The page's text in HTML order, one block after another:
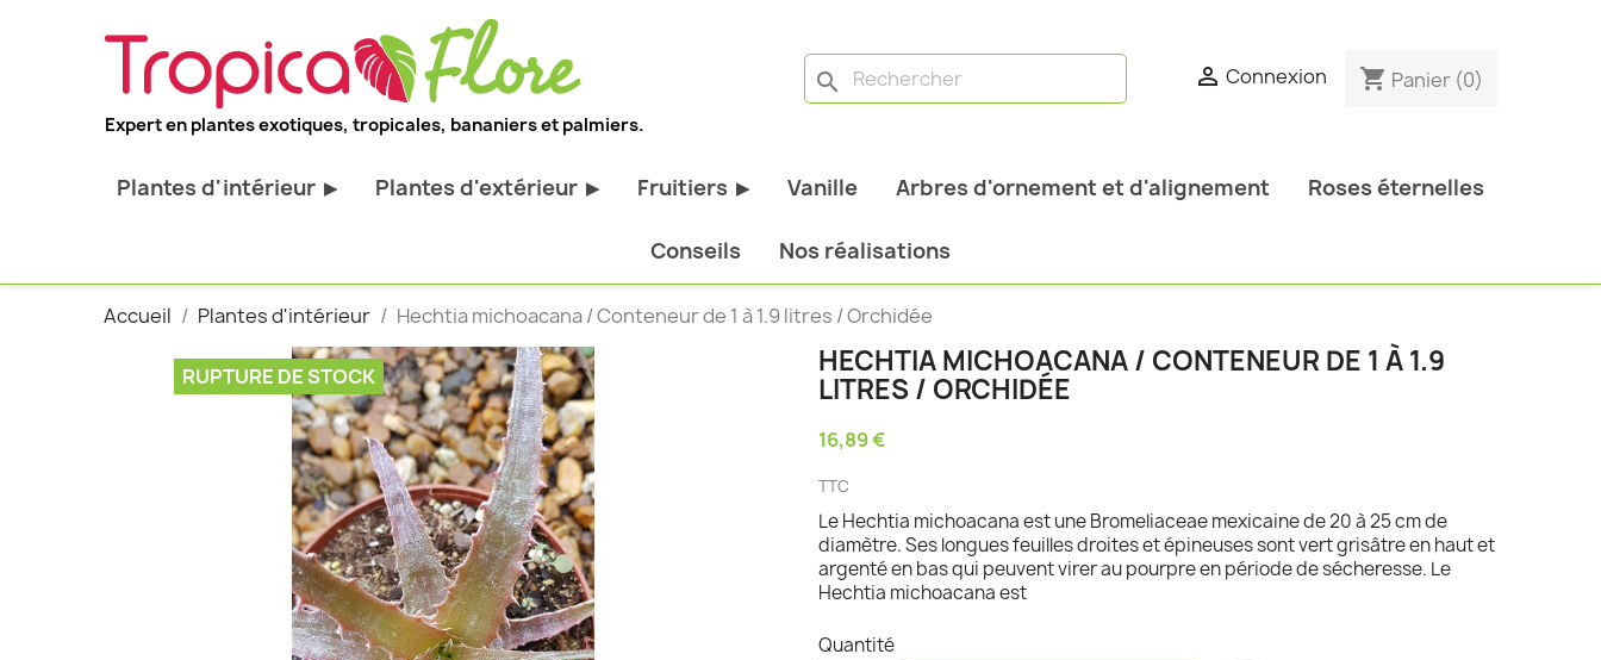
Expert en plantes exotiques, tropicales, bananiers et palmiers.
search  Connexion shopping_cart Panier (0)
Plantes d'intérieur ▶
Plantes pour bureau
Palmier d'intérieur
Cactus & Succulentes
Sujets d'exception
Plantes d'extérieur ▶
Toutes les plantes d'extérieur
Bananiers rustiques
Palmiers rustiques
Orchidées rustiques
Plantes et arbustes à feuillage
décoratif
Plantes grimpantes
Fourgères
Bambous et graminées
Fruitiers ▶
Tous les fruitiers
Arbres et arbustes fruitiers
Agrumes
Vanille Arbres d'ornement et d'alignement Roses éternelles
Conseils Nos réalisations
Accueil Plantes d'intérieur Hechtia michoacana / Conteneur de 1 à 1.9 litres / Orchidée
RUPTURE DE STOCK
HECHTIA MICHOACANA / CONTENEUR DE 1 À 1.9
LITRES / ORCHIDÉE
16,89 €
TTC
Le Hechtia michoacana est une Bromeliaceae mexicaine de 20 à 25 cm de
diamètre. Ses longues feuilles droites et épineuses sont vert grisâtre en haut et
argenté en bas qui peuvent virer au pourpre en période de sécheresse. Le
Hechtia michoacana est
Quantité